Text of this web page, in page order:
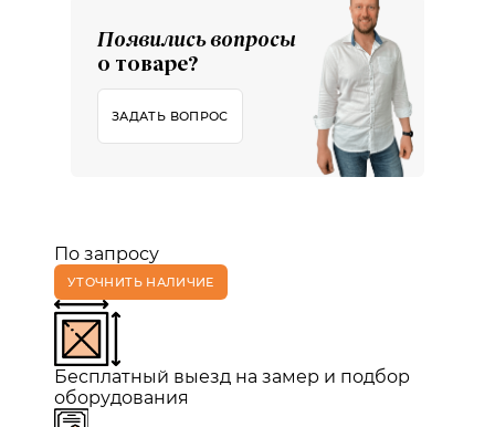
Появились вопросы
о товаре?
ЗАДАТЬ ВОПРОС
По запросу
УТОЧНИТЬ НАЛИЧИЕ
Бесплатный выезд на замер и подбор
оборудования